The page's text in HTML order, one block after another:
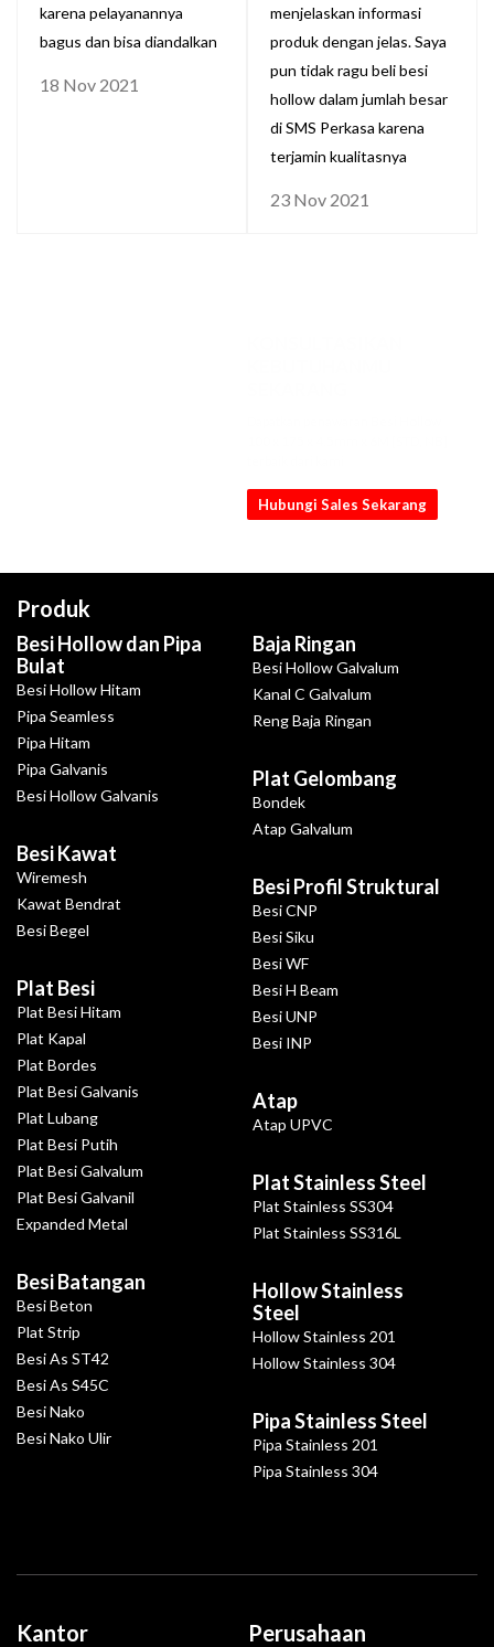
karena pelayanannya
bagus dan bisa diandalkan
18 Nov 2021
menjelaskan informasi
produk dengan jelas. Saya
pun tidak ragu beli besi
hollow dalam jumlah besar
di SMS Perkasa karena
terjamin kualitasnya
23 Nov 2021
Hubungi Sales Sekarang
Produk
Besi Hollow dan Pipa
Bulat
Besi Hollow Hitam
Pipa Seamless
Pipa Hitam
Pipa Galvanis
Besi Hollow Galvanis
Besi Kawat
Wiremesh
Kawat Bendrat
Besi Begel
Plat Besi
Plat Besi Hitam
Plat Kapal
Plat Bordes
Plat Besi Galvanis
Plat Lubang
Plat Besi Putih
Plat Besi Galvalum
Plat Besi Galvanil
Expanded Metal
Besi Batangan
Besi Beton
Plat Strip
Besi As ST42
Besi As S45C
Besi Nako
Besi Nako Ulir
Baja Ringan
Besi Hollow Galvalum
Kanal C Galvalum
Reng Baja Ringan
Plat Gelombang
Bondek
Atap Galvalum
Besi Profil Struktural
Besi CNP
Besi Siku
Besi WF
Besi H Beam
Besi UNP
Besi INP
Atap
Atap UPVC
Plat Stainless Steel
Plat Stainless SS304
Plat Stainless SS316L
Hollow Stainless
Steel
Hollow Stainless 201
Hollow Stainless 304
Pipa Stainless Steel
Pipa Stainless 201
Pipa Stainless 304
Kantor Perusahaan